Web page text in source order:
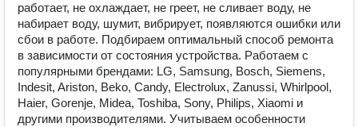
работает, не охлаждает, не греет, не сливает воду, не
набирает воду, шумит, вибрирует, появляются ошибки или
сбои в работе. Подбираем оптимальный способ ремонта
в зависимости от состояния устройства. Работаем с
популярными брендами: LG, Samsung, Bosch, Siemens,
Indesit, Ariston, Beko, Candy, Electrolux, Zanussi, Whirlpool,
Haier, Gorenje, Midea, Toshiba, Sony, Philips, Xiaomi и
другими производителями. Учитываем особенности